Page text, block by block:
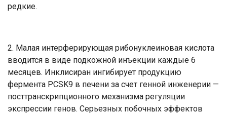
редкие.
2. Малая интерферирующая рибонуклеиновая кислота
вводится в виде подкожной инъекции каждые 6
месяцев. Инклисиран ингибирует продукцию
фермента PCSK9 в печени за счет генной инженерии —
посттранскрипционного механизма регуляции
экспрессии генов. Серьезных побочных эффектов